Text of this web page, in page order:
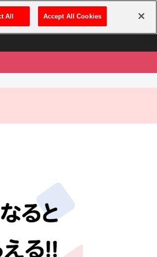
ログイン・新規登録
All Accept All Cookies